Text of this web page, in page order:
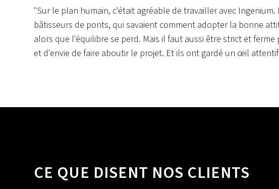
"Sur le plan humain, c'était agréable de travailler avec
bâtisseurs de ponts, qui savaient comment adopter la bonne
alors que l'équilibre se perd. Mais il faut aussi être strict et
et d'envie de faire aboutir le projet. Et ils ont gardé un œil
CE QUE DISENT NOS CLIENTS